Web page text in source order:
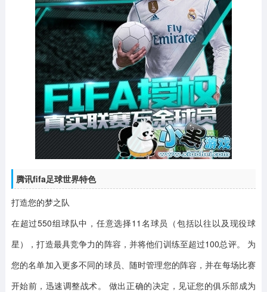
腾讯fifa足球世界特色
打造您的梦之队
在超过550组球队中，任意选择11名球员（包括以往以及现役球
星），打造最具竞争力的阵容，并将他们训练至超过100总评。 为
您的名单加入更多不同的球员、随时管理您的阵容，并在每场比赛
开始前，迅速调整战术。 做出正确的决定，见证您的俱乐部成为